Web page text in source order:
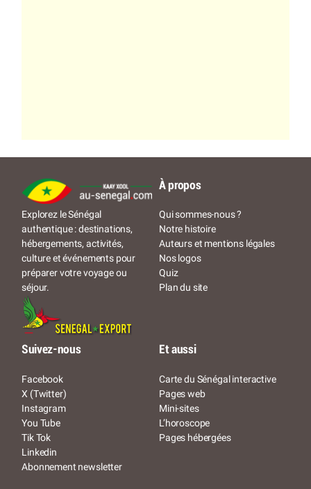
Explorez le Sénégal
authentique : destinations,
hébergements, activités,
culture et événements pour
préparer votre voyage ou
séjour.
À propos
Qui sommes-nous ?
Notre histoire
Auteurs et mentions légales
Nos logos
Quiz
Plan du site
Suivez-nous
Facebook
X (Twitter)
Instagram
You Tube
Tik Tok
Linkedin
Abonnement newsletter
Et aussi
Carte du Sénégal interactive
Pages web
Mini-sites
L’horoscope
Pages hébergées